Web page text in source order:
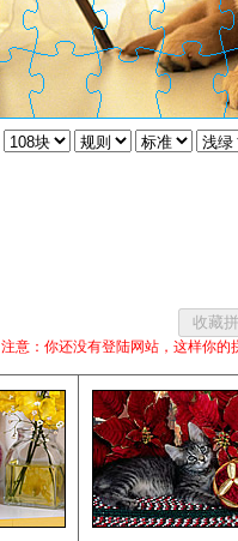
注意：你还没有登陆网站，这样你